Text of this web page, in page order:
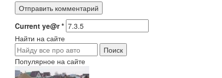
Current ye@r*
Найти на сайте
Популярное на сайте